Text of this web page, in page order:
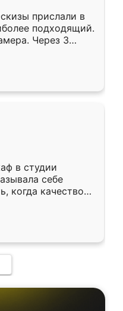
прислали в
подходящий.
Через 3
Остались
Ренессанс
в студии
себе
когда качеством
кухня уже почти